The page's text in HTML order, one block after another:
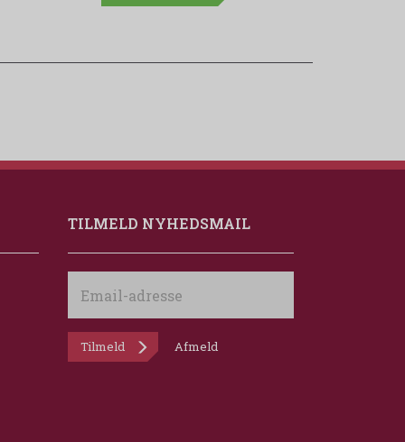
TILMELD NYHEDSMAIL
adresse
Tilmeld Afmeld